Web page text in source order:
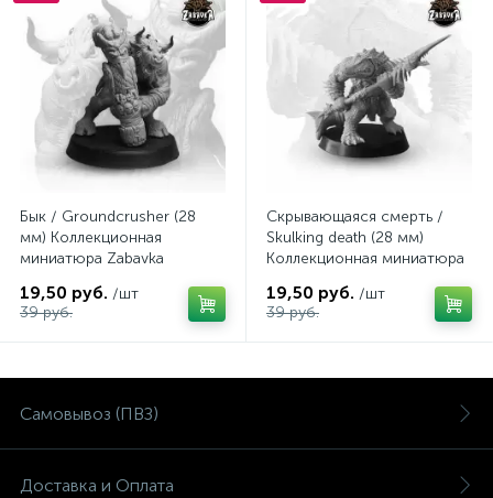
Бык / Groundcrusher (28
мм) Коллекционная
миниатюра Zabavka
19,50 руб. /шт
39 руб.
Скрывающаяся смерть /
Skulking death (28 мм)
Коллекционная миниатюра
19,50 руб. /шт
39 руб.
Самовывоз (ПВЗ)
Доставка и Оплата